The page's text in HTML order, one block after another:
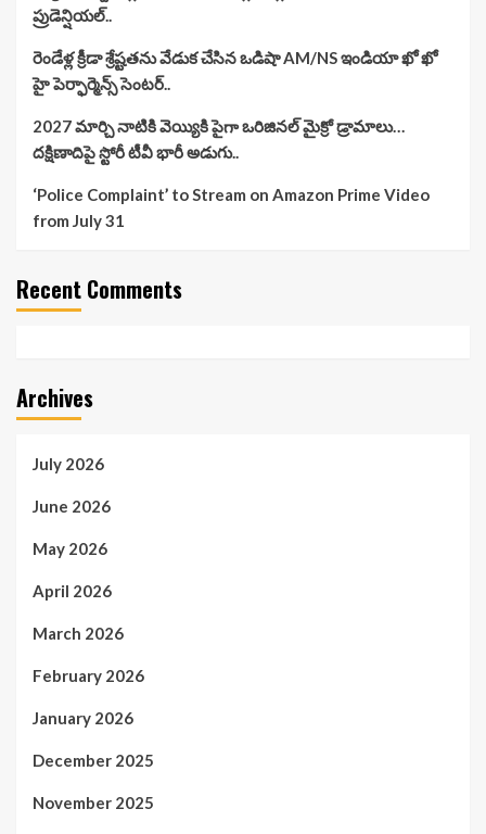
ప్రుడెన్షియల్..
రెండేళ్ల క్రీడా శ్రేష్టతను వేడుక చేసిన ఒడిషా AM/NS ఇండియా ఖో ఖో
హై పెర్ఫార్మెన్స్ సెంటర్..
2027 మార్చి నాటికి వెయ్యికి పైగా ఒరిజినల్ మైక్రో డ్రామాలు…
దక్షిణాదిపై స్టోరీ టీవీ భారీ అడుగు..
‘Police Complaint’ to Stream on Amazon Prime Video
from July 31
Recent Comments
Archives
July 2026
June 2026
May 2026
April 2026
March 2026
February 2026
January 2026
December 2025
November 2025